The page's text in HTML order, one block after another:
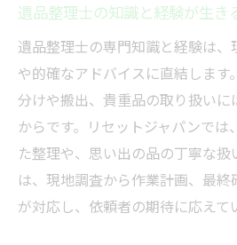
遺品整理士の知識と経験が生き
遺品整理士の専門知識と経験は
や的確なアドバイスに直結します
分けや搬出、貴重品の取り扱いに
からです。リセットジャパンでは
た整理や、思い出の品の丁寧な
は、現地調査から作業計画、最
が対応し、依頼者の期待に応えて